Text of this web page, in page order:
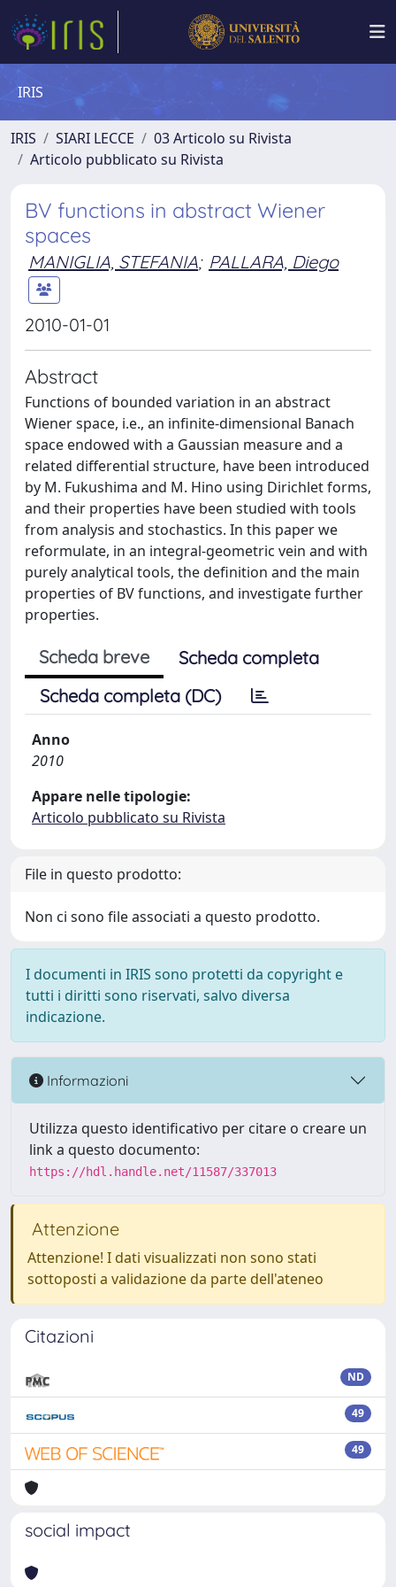
IRIS
IRIS SIARI LECCE
03 Articolo su Rivista
Articolo pubblicato su Rivista
BV functions in abstract Wiener
spaces
MANIGLIA, STEFANIA; PALLARA, Diego
2010-01-01
Abstract
Functions of bounded variation in an abstract
Wiener space, i.e., an infinite-dimensional Banach
space endowed with a Gaussian measure and a
related differential structure, have been introduced
by M. Fukushima and M. Hino using Dirichlet forms,
and their properties have been studied with tools
from analysis and stochastics. In this paper we
reformulate, in an integral-geometric vein and with
purely analytical tools, the definition and the main
properties of BV functions, and investigate further
properties.
Scheda breve
Scheda completa
Scheda completa (DC)
Anno
2010
Appare nelle tipologie:
Articolo pubblicato su Rivista
File in questo prodotto:
Non ci sono file associati a questo prodotto.
I documenti in IRIS sono protetti da copyright e
tutti i diritti sono riservati, salvo diversa
indicazione.
Informazioni
Utilizza questo identificativo per citare o creare un
link a questo documento:
https://hdl.handle.net/11587/337013
Attenzione
Attenzione! I dati visualizzati non sono stati
sottoposti a validazione da parte dell'ateneo
Citazioni
ND
49
49
social impact